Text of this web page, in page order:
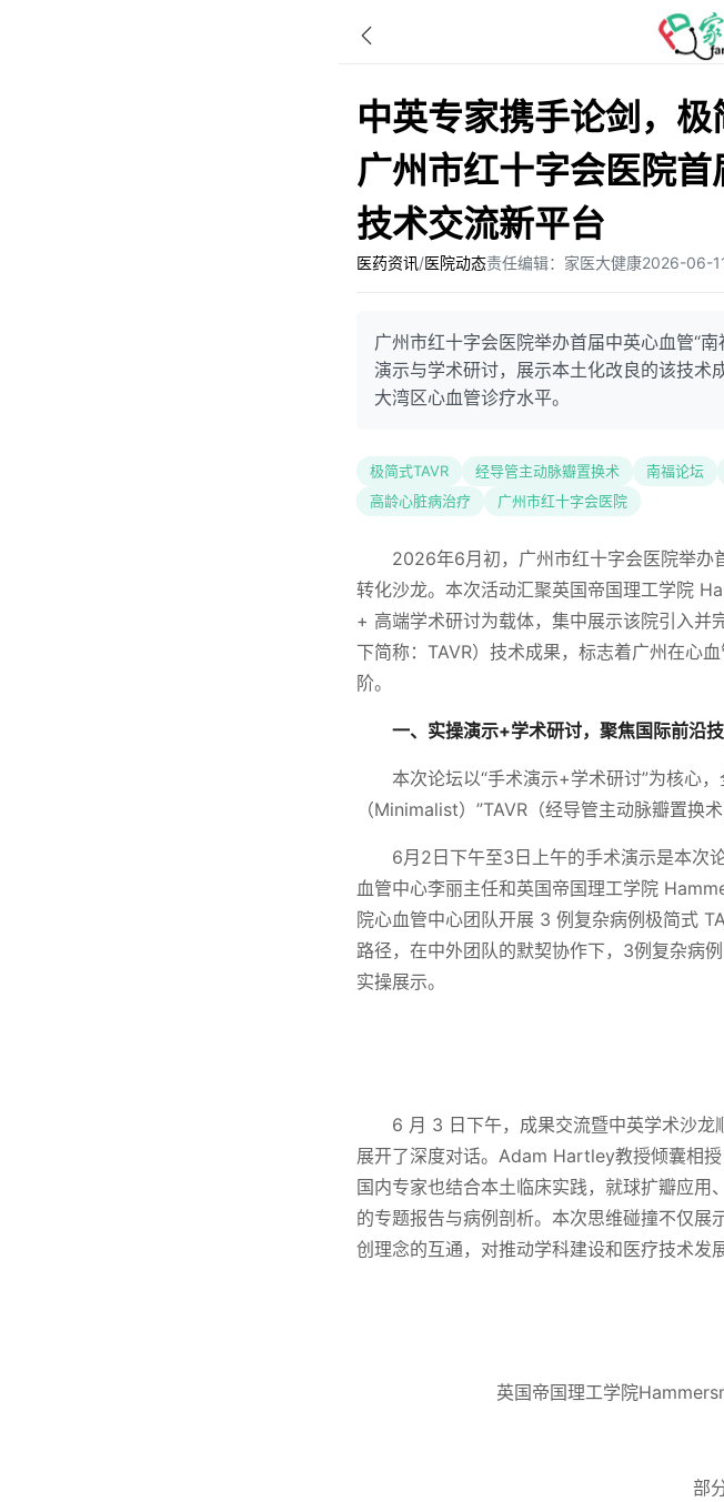
中英专家携手论剑，
广州市红十字会医院
技术交流新平台
医药资讯/医院动态责任编辑：家医大健康2026-06-
广州市红十字会医院举办首届中英心血管“
演示与学术研讨，展示本土化改良的该技
大湾区心血管诊疗水平。
极简式TAVR 经导管主动脉瓣置换术 南福论坛
高龄心脏病治疗
广州市红十字会医院
2026年6月初，广州市红十字会医院举办
转化沙龙。本次活动汇聚英国帝国理工学院
+ 高端学术研讨为载体，集中展示该院引入并
下简称：TAVR）技术成果，标志着广州在心
阶。
一、实操演示+学术研讨，聚焦国际前沿
本次论坛以“手术演示+学术研讨”为核心
（Minimalist）”TAVR（经导管主动脉瓣置换
6月2日下午至3日上午的手术演示是本次
血管中心李丽主任和英国帝国理工学院
院心血管中心团队开展 3 例复杂病例极简式
路径，在中外团队的默契协作下，3例复杂病
实操展示。
6 月 3 日下午，成果交流暨中英学术沙龙
展开了深度对话。Adam Hartley教授倾囊相授
国内专家也结合本土临床实践，就球扩瓣应
的专题报告与病例剖析。本次思维碰撞不仅
创理念的互通，对推动学科建设和医疗技术发
英国帝国理工学院
部